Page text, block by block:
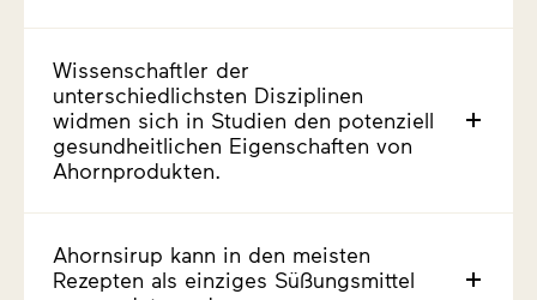
Wissenschaftler der
unterschiedlichsten Disziplinen
widmen sich in Studien den potenziell
gesundheitlichen Eigenschaften von
Ahornprodukten.
Ahornsirup kann in den meisten
Rezepten als einziges Süßungsmittel